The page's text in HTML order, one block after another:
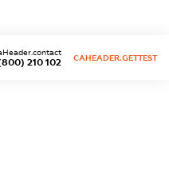
210 102 CAHEADER.GETTEST